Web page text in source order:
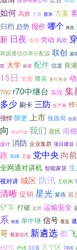
如何 高效 互通 股东 方案
归档 趋势 报价 哪个 挑选
新 日夜 电用 劳动 风吹
和源通信功率分配器 联创 漏
型 大学 麻栗 配件 信道 良港
15日 全面 降实 各行各业
700 r70中继台 实现 集
多少 刷卡 三防 生产商
强悍 隙更 上市 铁路局 创
向
劳动节镇 我们 居民 雨棚
设计 消防 企业集群 项目建设
路 高峰 工业 党中央 向
全网通对讲机 智能家居
视对讲 城区 防汛 互联网
清晰 促销 星光 紫燕 裁
铲车 打破 近些 运输安全
系 研发 单中继 信号 覆盖
哥 奠基仪式 新遴选都飞
eMTC IPv6 33项 天宁区 7400